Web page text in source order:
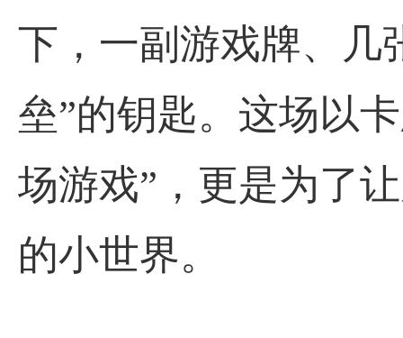
下，一副游戏牌、几
垒”的钥匙。这场以
场游戏”，更是为了
的小世界。